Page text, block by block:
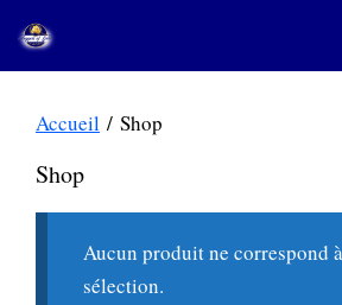
au
Accueil / Shop
Shop
Aucun produit ne correspond
sélection.